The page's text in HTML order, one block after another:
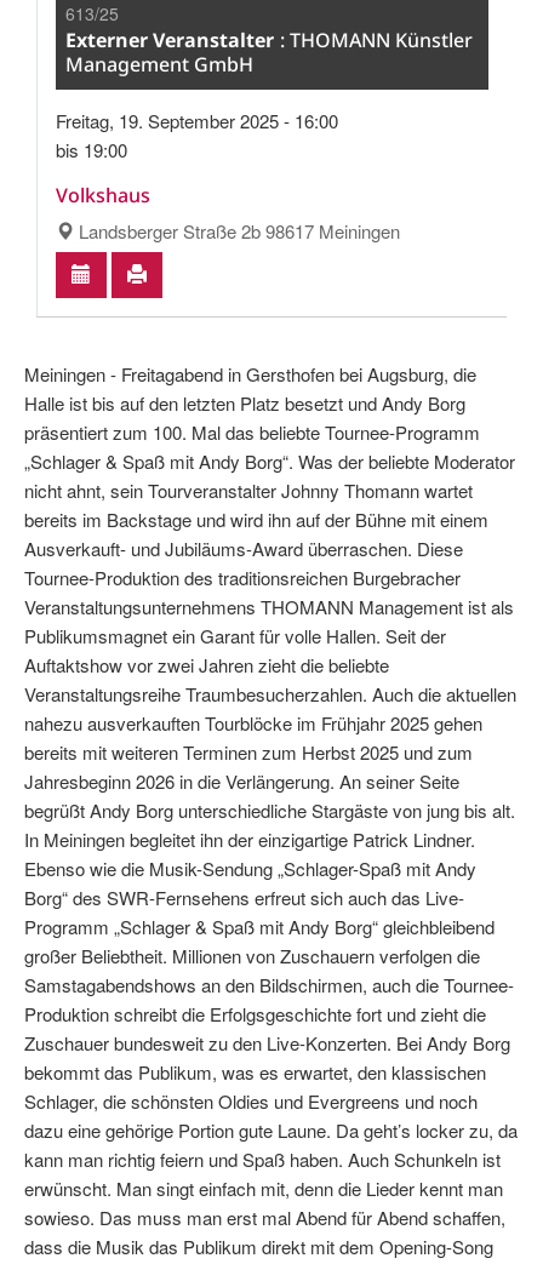
613/25
Externer Veranstalter THOMANN Künstler
Management GmbH
Freitag, 19. September 2025 - 16:00
bis 19:00
Volkshaus
Landsberger Straße 2b 98617 Meiningen
Meiningen - Freitagabend in Gersthofen bei Augsburg, die
Halle ist bis auf den letzten Platz besetzt und Andy Borg
präsentiert zum 100. Mal das beliebte Tournee-Programm
„Schlager & Spaß mit Andy Borg“. Was der beliebte Moderator
nicht ahnt, sein Tourveranstalter Johnny Thomann wartet
bereits im Backstage und wird ihn auf der Bühne mit einem
Ausverkauft- und Jubiläums-Award überraschen. Diese
Tournee-Produktion des traditionsreichen Burgebracher
Veranstaltungsunternehmens THOMANN Management ist als
Publikumsmagnet ein Garant für volle Hallen. Seit der
Auftaktshow vor zwei Jahren zieht die beliebte
Veranstaltungsreihe Traumbesucherzahlen. Auch die aktuellen
nahezu ausverkauften Tourblöcke im Frühjahr 2025 gehen
bereits mit weiteren Terminen zum Herbst 2025 und zum
Jahresbeginn 2026 in die Verlängerung. An seiner Seite
begrüßt Andy Borg unterschiedliche Stargäste von jung bis alt.
In Meiningen begleitet ihn der einzigartige Patrick Lindner.
Ebenso wie die Musik-Sendung „Schlager-Spaß mit Andy
Borg“ des SWR-Fernsehens erfreut sich auch das Live-
Programm „Schlager & Spaß mit Andy Borg“ gleichbleibend
großer Beliebtheit. Millionen von Zuschauern verfolgen die
Samstagabendshows an den Bildschirmen, auch die Tournee-
Produktion schreibt die Erfolgsgeschichte fort und zieht die
Zuschauer bundesweit zu den Live-Konzerten. Bei Andy Borg
bekommt das Publikum, was es erwartet, den klassischen
Schlager, die schönsten Oldies und Evergreens und noch
dazu eine gehörige Portion gute Laune. Da geht’s locker zu, da
kann man richtig feiern und Spaß haben. Auch Schunkeln ist
erwünscht. Man singt einfach mit, denn die Lieder kennt man
sowieso. Das muss man erst mal Abend für Abend schaffen,
dass die Musik das Publikum direkt mit dem Opening-Song